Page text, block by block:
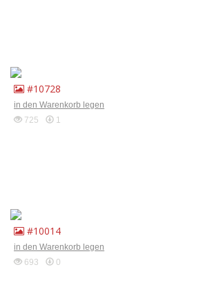
#10728
in den Warenkorb legen
725
1
#10014
in den Warenkorb legen
693
0